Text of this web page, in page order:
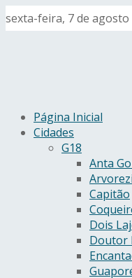
sexta-feira, 7 de agosto
Página Inicial
Cidades
G18
Anta
Capitão
Dois
Doutor